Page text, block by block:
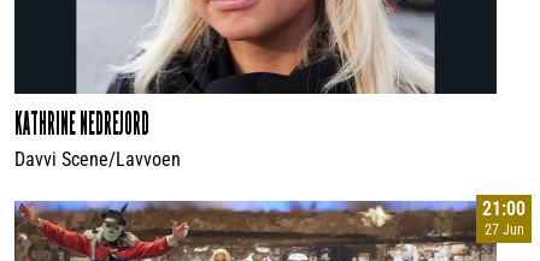
KATHRINE NEDREJORD
Davvi Scene/Lavvoen
21:00
27 Jun